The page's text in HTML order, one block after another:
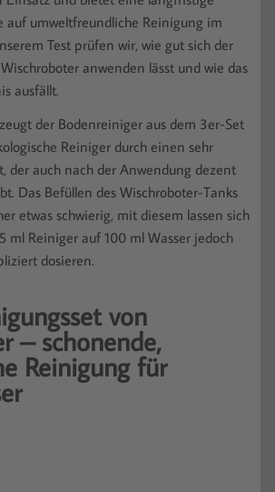
auf umweltfreundliche Reinigung im
Test prüfen wir, wie gut sich der
anwenden lässt und wie das
ausfällt.
der Bodenreiniger aus dem 3er-Set
Reiniger durch einen sehr
der auch nach der Anwendung dezent
Das Befüllen des Wischroboter-Tanks
etwas schwierig, mit diesem lassen sich
ml Reiniger auf 100 ml Wasser jedoch
dosieren.
von
– schonende,
Reinigung für